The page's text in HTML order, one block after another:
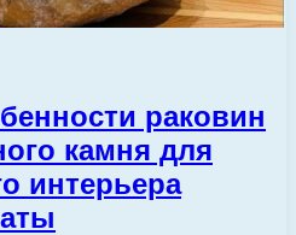
раковин
камня для
интерьера